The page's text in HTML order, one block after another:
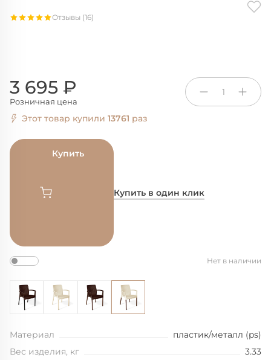
Отзывы (16)
3 695 ₽
Розничная цена
1
Этот товар купили 13761 раз
Купить
Купить в один клик
Нет в наличии
Материал
пластик/металл (ps)
Вес изделия, кг
3.33